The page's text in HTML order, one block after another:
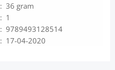
: 36 gram
: 1
: 9789493128514
: 17-04-2020